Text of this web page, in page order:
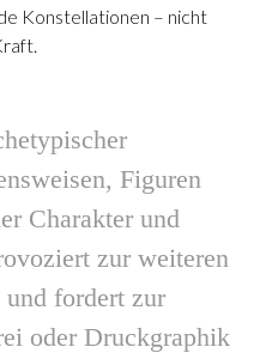
Konstellationen – nicht
Figuren
Charakter und
zur weiteren
und fordert zur
oder Druckgraphik